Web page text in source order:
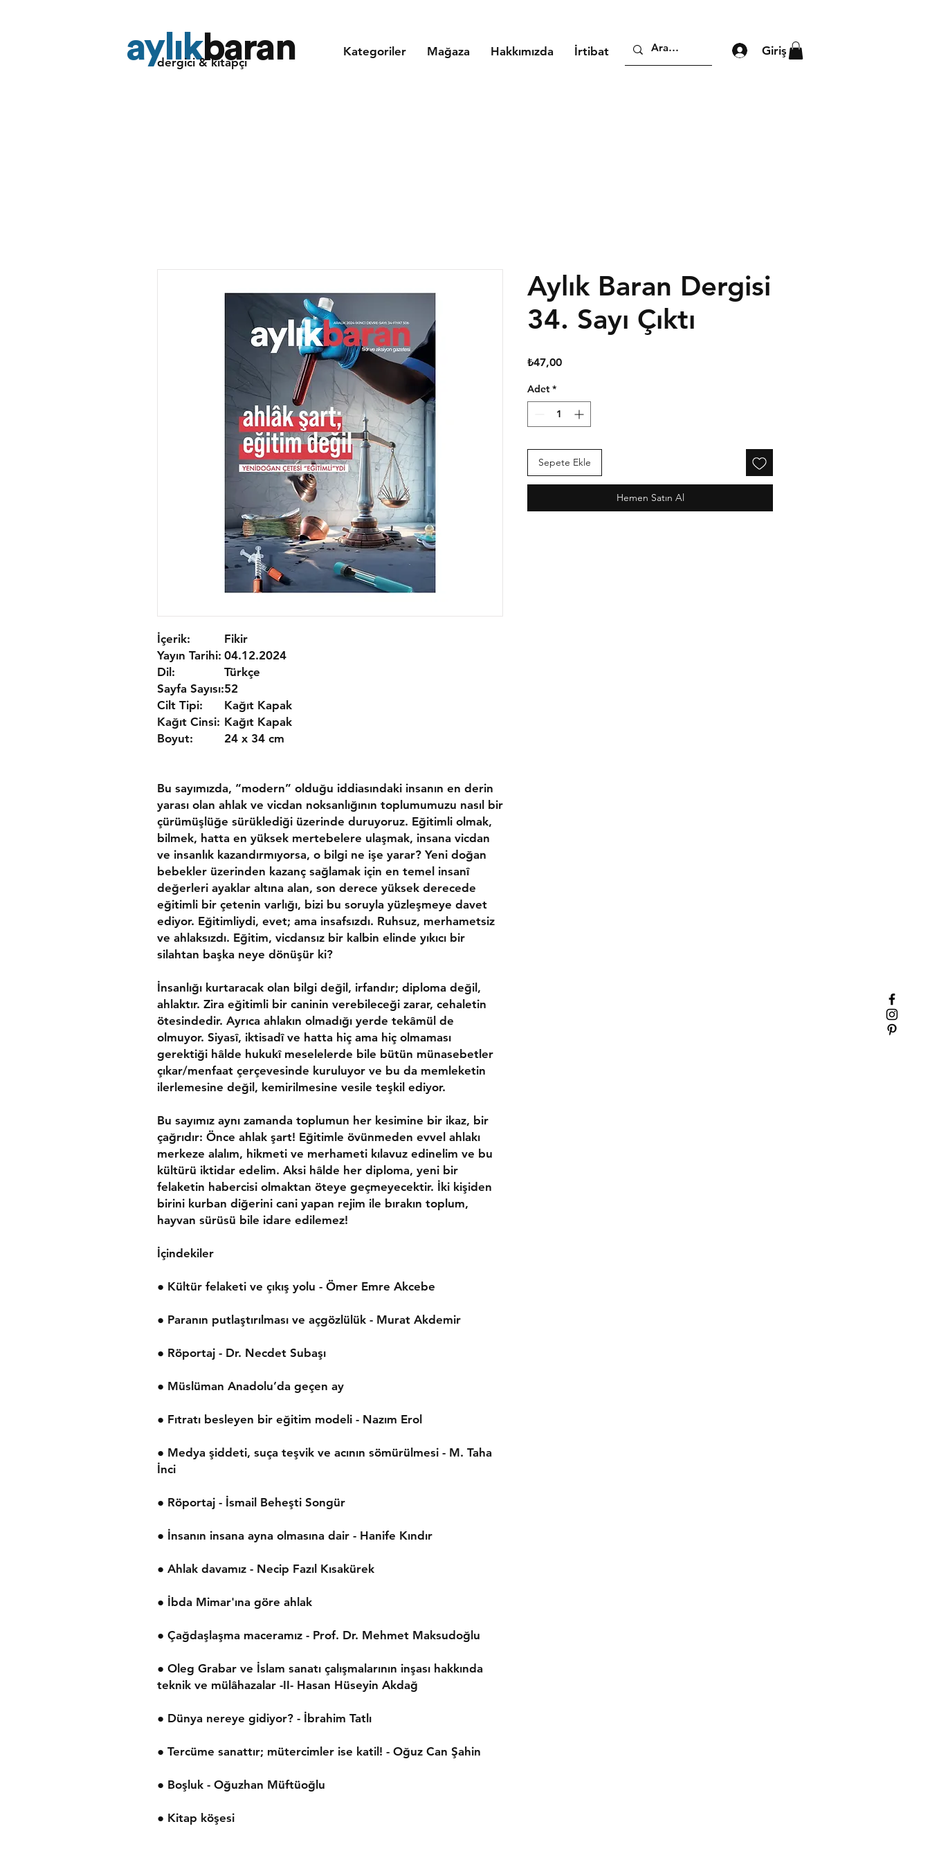
aylıkbaran
dergici & kitapçı
Kategoriler Mağaza Hakkımızda İrtibat Giriş
İçerik:
Fikir
Yayın Tarihi: 04.12.2024
Dil:
Türkçe
Sayfa Sayısı:52
Cilt Tipi:
Kağıt Kapak
Kağıt Cinsi: Kağıt Kapak
Boyut:
24 x 34 cm
Bu sayımızda, “modern” olduğu iddiasındaki insanın en derin
yarası olan ahlak ve vicdan noksanlığının toplumumuzu nasıl bir
çürümüşlüğe sürüklediği üzerinde duruyoruz. Eğitimli olmak,
bilmek, hatta en yüksek mertebelere ulaşmak, insana vicdan
ve insanlık kazandırmıyorsa, o bilgi ne işe yarar? Yeni doğan
bebekler üzerinden kazanç sağlamak için en temel insanî
değerleri ayaklar altına alan, son derece yüksek derecede
eğitimli bir çetenin varlığı, bizi bu soruyla yüzleşmeye davet
ediyor. Eğitimliydi, evet; ama insafsızdı. Ruhsuz, merhametsiz
ve ahlaksızdı. Eğitim, vicdansız bir kalbin elinde yıkıcı bir
silahtan başka neye dönüşür ki?
İnsanlığı kurtaracak olan bilgi değil, irfandır; diploma değil,
ahlaktır. Zira eğitimli bir caninin verebileceği zarar, cehaletin
ötesindedir. Ayrıca ahlakın olmadığı yerde tekâmül de
olmuyor. Siyasî, iktisadî ve hatta hiç ama hiç olmaması
gerektiği hâlde hukukî meselelerde bile bütün münasebetler
çıkar/menfaat çerçevesinde kuruluyor ve bu da memleketin
ilerlemesine değil, kemirilmesine vesile teşkil ediyor.
Bu sayımız aynı zamanda toplumun her kesimine bir ikaz, bir
çağrıdır: Önce ahlak şart! Eğitimle övünmeden evvel ahlakı
merkeze alalım, hikmeti ve merhameti kılavuz edinelim ve bu
kültürü iktidar edelim. Aksi hâlde her diploma, yeni bir
felaketin habercisi olmaktan öteye geçmeyecektir. İki kişiden
birini kurban diğerini cani yapan rejim ile bırakın toplum,
hayvan sürüsü bile idare edilemez!
İçindekiler
● Kültür felaketi ve çıkış yolu - Ömer Emre Akcebe
● Paranın putlaştırılması ve açgözlülük - Murat Akdemir
● Röportaj - Dr. Necdet Subaşı
● Müslüman Anadolu’da geçen ay
● Fıtratı besleyen bir eğitim modeli - Nazım Erol
● Medya şiddeti, suça teşvik ve acının sömürülmesi - M. Taha
İnci
● Röportaj - İsmail Beheşti Songür
● İnsanın insana ayna olmasına dair - Hanife Kındır
● Ahlak davamız - Necip Fazıl Kısakürek
● İbda Mimar'ına göre ahlak
● Çağdaşlaşma maceramız - Prof. Dr. Mehmet Maksudoğlu
● Oleg Grabar ve İslam sanatı çalışmalarının inşası hakkında
teknik ve mülâhazalar -II- Hasan Hüseyin Akdağ
● Dünya nereye gidiyor? - İbrahim Tatlı
● Tercüme sanattır; mütercimler ise katil! - Oğuz Can Şahin
● Boşluk - Oğuzhan Müftüoğlu
● Kitap köşesi
Aylık Baran Dergisi
34. Sayı Çıktı
₺47,00Fiyat
Adet *
Sepete Ekle
Hemen Satın Al